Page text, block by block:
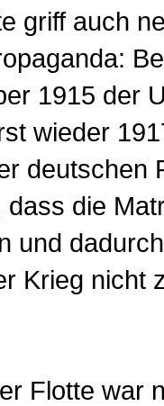
griff auch
1915 der
wieder
deutschen
die
und
Krieg nicht
Flotte war